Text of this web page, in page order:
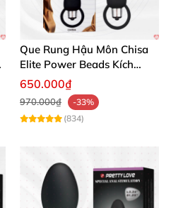
Que Rung Hậu Môn Chisa
Elite Power Beads Kích
Thích Mạnh Mẽ
650.000₫
970.000₫
-33%
(834)